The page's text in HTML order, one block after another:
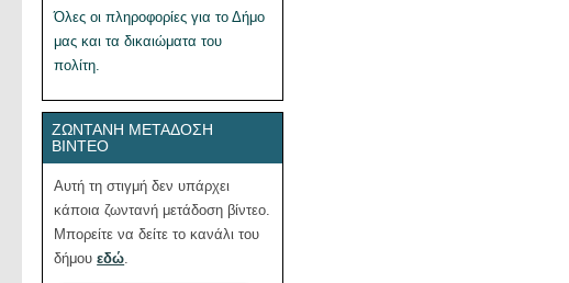
Όλες οι πληροφορίες για το Δήμο
μας και τα δικαιώματα του
πολίτη.
ΖΩΝΤΑΝΉ ΜΕΤΆΔΟΣΗ
ΒΊΝΤΕΟ
Αυτή τη στιγμή δεν υπάρχει
κάποια ζωντανή μετάδοση βίντεο.
Μπορείτε να δείτε το κανάλι του
δήμουεδώ